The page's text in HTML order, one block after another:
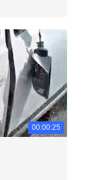
00:00:25